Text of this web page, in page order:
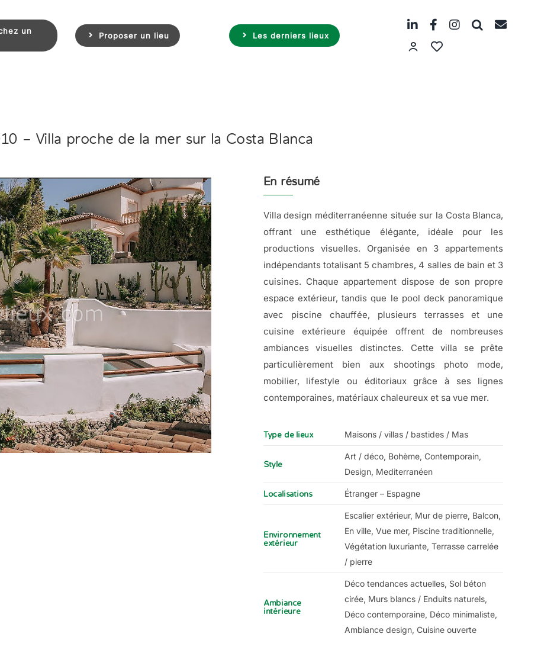
un
Proposer un lieu Les derniers lieux
– Villa proche de la mer sur la Costa Blanca
En résumé
Villa design méditerranéenne située sur la Costa Blanca,
offrant une esthétique élégante, idéale pour les
productions visuelles. Organisée en 3 appartements
indépendants totalisant 5 chambres, 4 salles de bain et 3
cuisines. Chaque appartement dispose de son propre
espace extérieur, tandis que le pool deck panoramique
avec piscine chauffée, plusieurs terrasses et une
cuisine extérieure équipée offrent de nombreuses
ambiances visuelles distinctes. Cette villa se prête
particulièrement bien aux shootings photo mode,
mobilier, lifestyle ou éditoriaux grâce à ses lignes
contemporaines, matériaux chaleureux et sa vue mer.
Type de lieux Maisons / villas / bastides / Mas
Style
Art / déco, Bohème, Contemporain,
Design, Mediterranéen
Localisations Étranger – Espagne
Environnement
extérieur
Escalier extérieur, Mur de pierre, Balcon,
En ville, Vue mer, Piscine traditionnelle,
Végétation luxuriante, Terrasse carrelée
/ pierre
Ambiance
intérieure
Déco tendances actuelles, Sol béton
cirée, Murs blancs / Enduits naturels,
Déco contemporaine, Déco minimaliste,
Ambiance design, Cuisine ouverte